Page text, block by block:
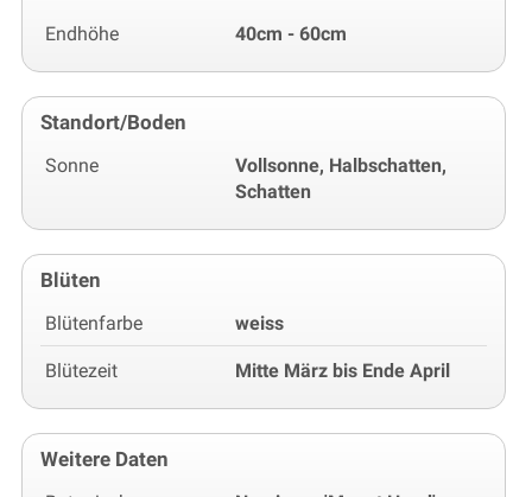
Endhöhe 40cm - 60cm
Standort/Boden
Sonne
Vollsonne, Halbschatten,
Schatten
Blüten
Blütenfarbe weiss
Blütezeit Mitte März bis Ende April
Weitere Daten